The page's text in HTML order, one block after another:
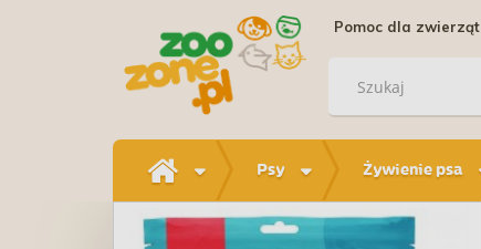
Pomoc dla zwierząt
Psy Żywienie psa